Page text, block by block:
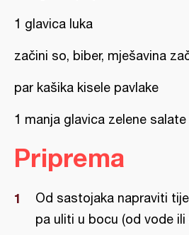
1 glavica luka
začini so, biber, mješavina
par kašika kisele pavlake
1 manja glavica zelene salate
Priprema
Od sastojaka napraviti
pa uliti u bocu (od vode